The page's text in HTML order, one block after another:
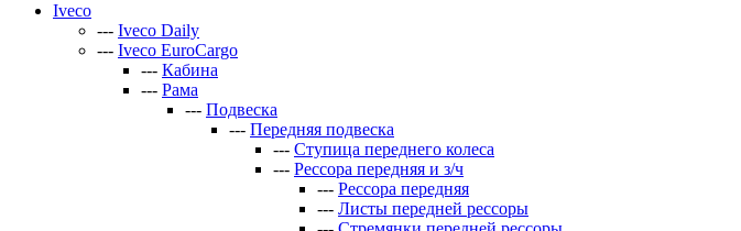
Iveco
--- Iveco Daily
--- Iveco EuroCargo
--- Кабина
--- Рама
--- Подвеска
--- Передняя подвеска
--- Ступица переднего колеса
--- Рессора передняя и з/ч
--- Рессора передняя
--- Листы передней рессоры